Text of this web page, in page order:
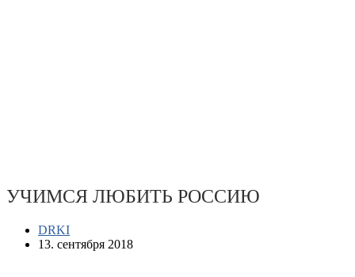
УЧИМСЯ ЛЮБИТЬ РОССИЮ
DRKI
13. сентября 2018